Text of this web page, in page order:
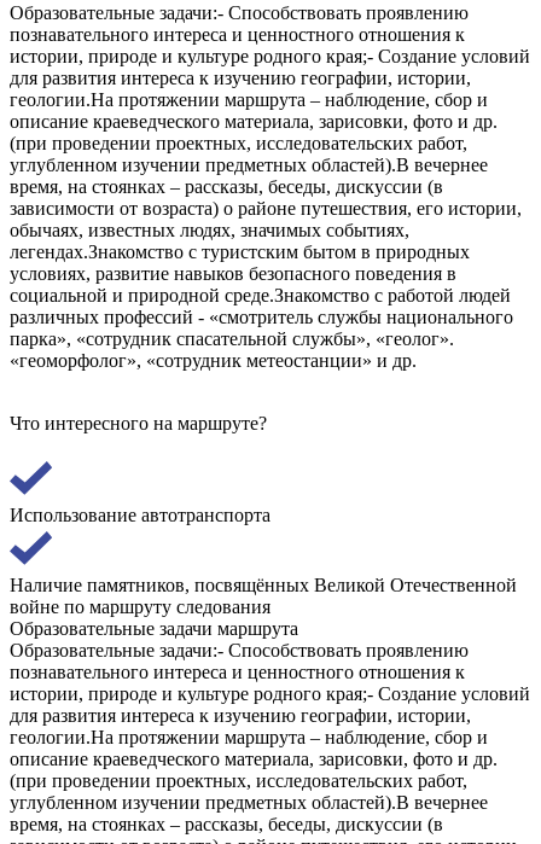
Образовательные задачи:- Способствовать проявлению
познавательного интереса и ценностного отношения к
истории, природе и культуре родного края;- Создание условий
для развития интереса к изучению географии, истории,
геологии.На протяжении маршрута – наблюдение, сбор и
описание краеведческого материала, зарисовки, фото и др.
(при проведении проектных, исследовательских работ,
углубленном изучении предметных областей).В вечернее
время, на стоянках – рассказы, беседы, дискуссии (в
зависимости от возраста) о районе путешествия, его истории,
обычаях, известных людях, значимых событиях,
легендах.Знакомство с туристским бытом в природных
условиях, развитие навыков безопасного поведения в
социальной и природной среде.Знакомство с работой людей
различных профессий - «смотритель службы национального
парка», «сотрудник спасательной службы», «геолог».
«геоморфолог», «сотрудник метеостанции» и др.
Что интересного на маршруте?
Использование автотранспорта
Наличие памятников, посвящённых Великой Отечественной
войне по маршруту следования
Образовательные задачи маршрута
Образовательные задачи:- Способствовать проявлению
познавательного интереса и ценностного отношения к
истории, природе и культуре родного края;- Создание условий
для развития интереса к изучению географии, истории,
геологии.На протяжении маршрута – наблюдение, сбор и
описание краеведческого материала, зарисовки, фото и др.
(при проведении проектных, исследовательских работ,
углубленном изучении предметных областей).В вечернее
время, на стоянках – рассказы, беседы, дискуссии (в